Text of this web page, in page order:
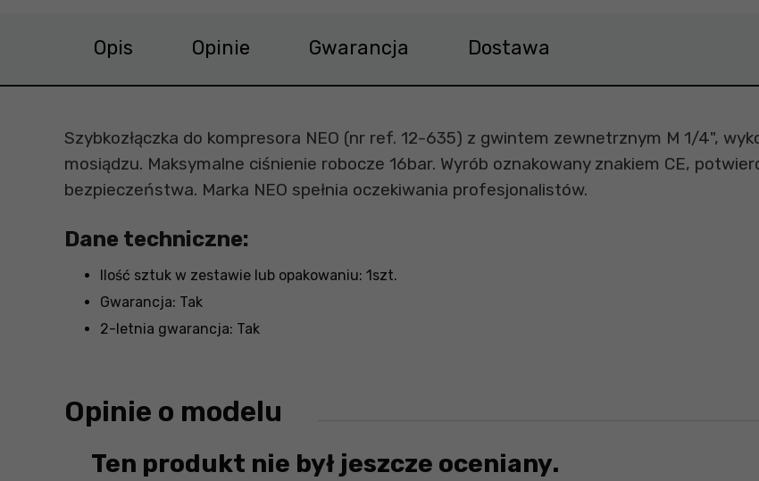
Opis Opinie Gwarancja Dostawa
Szybkozłączka do kompresora NEO (nr ref. 12-635) z gwintem zewnetrznym M 1/4",
mosiądzu. Maksymalne ciśnienie robocze 16bar. Wyrób oznakowany znakiem CE,
bezpieczeństwa. Marka NEO spełnia oczekiwania profesjonalistów.
Dane techniczne:
Ilość sztuk w zestawie lub opakowaniu: 1szt.
Gwarancja: Tak
2-letnia gwarancja: Tak
Opinie o modelu
Ten produkt nie był jeszcze oceniany.